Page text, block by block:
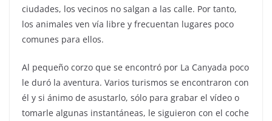
ciudades, los vecinos no salgan a las calle. Por tanto,
los animales ven vía libre y frecuentan lugares poco
comunes para ellos.
Al pequeño corzo que se encontró por La Canyada poco
le duró la aventura. Varios turismos se encontraron con
él y si ánimo de asustarlo, sólo para grabar el vídeo o
tomarle algunas instantáneas, le siguieron con el coche